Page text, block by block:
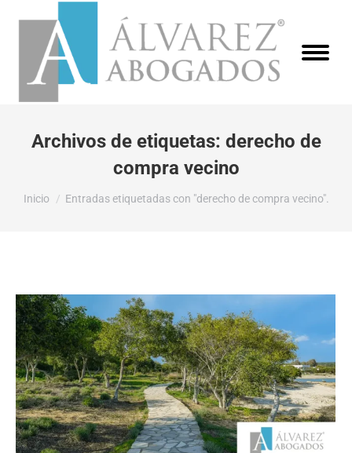
Archivos de etiquetas: derecho de
compra vecino
Estás aquí:
Inicio Entradas etiquetadas con "derecho de compra vecino".